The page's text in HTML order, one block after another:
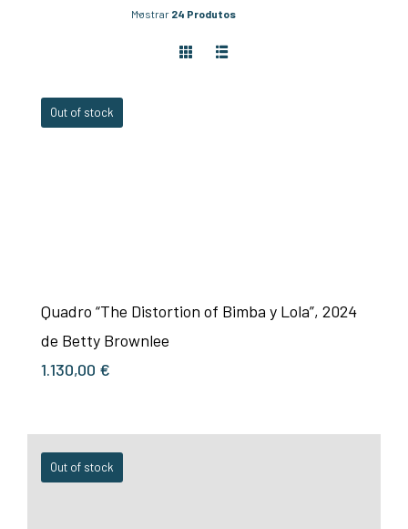
Mostrar 24 Produtos
Out of stock
Quadro “The Distortion of Bimba y Lola”, 2024
de Betty Brownlee
1.130,00 €
Out of stock